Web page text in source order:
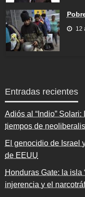
12
Entradas recientes
Adiós al “Indio”
tiempos de
El genocidio de Israel
de EEUU
Honduras Gate: la isla
injerencia y el